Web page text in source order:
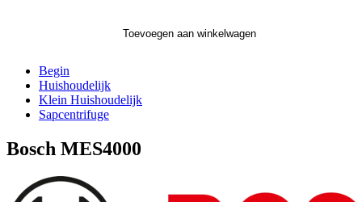
Toevoegen aan winkelwagen
Begin
Huishoudelijk
Klein Huishoudelijk
Sapcentrifuge
Bosch MES4000